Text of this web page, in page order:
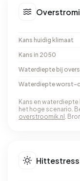
Kans huidig klimaat
Kans in 2050
Waterdiepte bij
Waterdiepte worst-
Kans en
het hoge scenario.
overstroomik.nl .
Hittestress